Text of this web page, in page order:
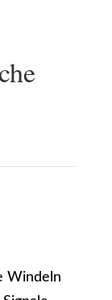
Windeln